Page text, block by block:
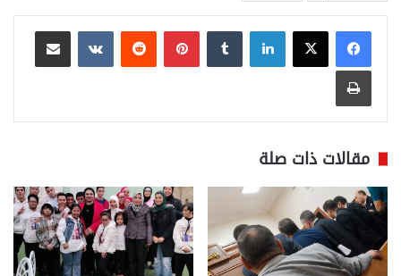
لينكدإن بينتيريست
مشاركة عبر البريد
طباعة
مقالات ذات صلة